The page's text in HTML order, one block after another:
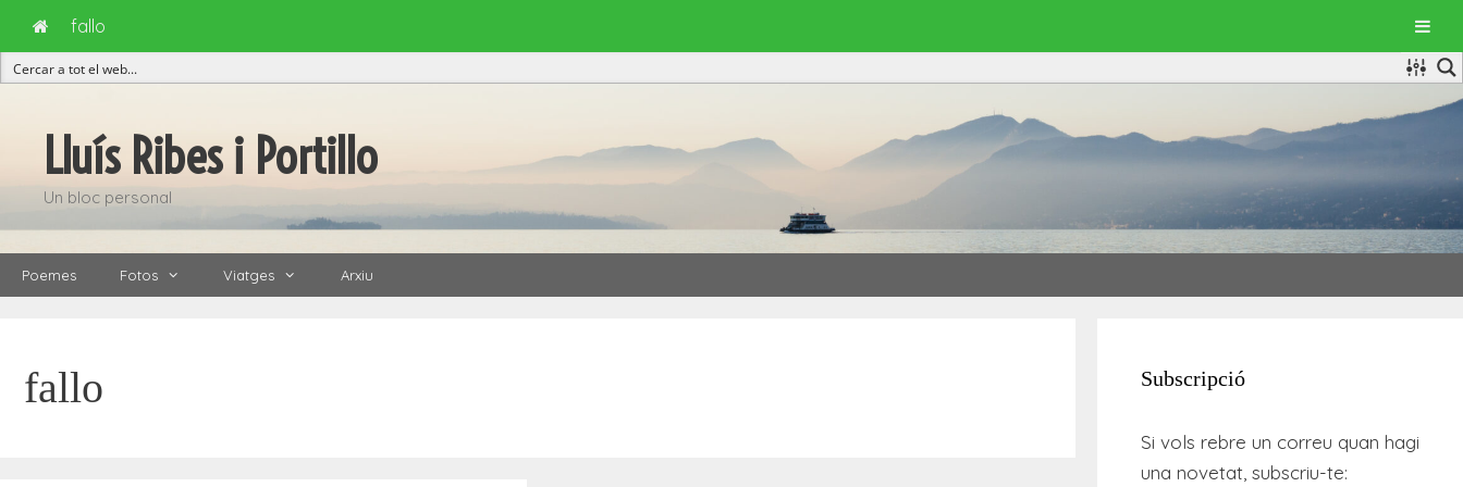
Lluís Ribes i Portillo
Un bloc personal
Poemes Fotos Viatges Arxiu
fallo Subscripció
Si vols rebre un correu quan hagi
una novetat, subscriu-te:
fallo